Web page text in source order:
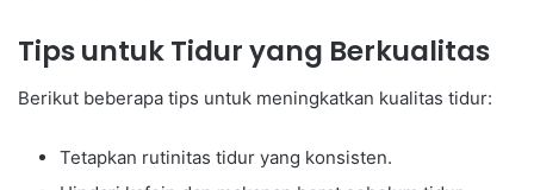
Tips untuk Tidur yang Berkualitas
Berikut beberapa tips untuk meningkatkan kualitas tidur:
Tetapkan rutinitas tidur yang konsisten.